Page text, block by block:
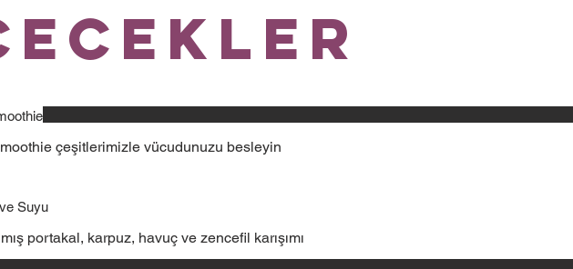
çeşitlerimizle vücudunuzu besleyin
Suyu
portakal, karpuz, havuç ve zencefil karışımı